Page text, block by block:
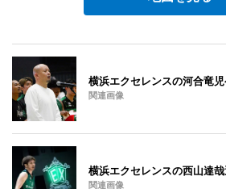
横浜エクセレンスの河合竜
関連画像
横浜エクセレンスの西山達
関連画像